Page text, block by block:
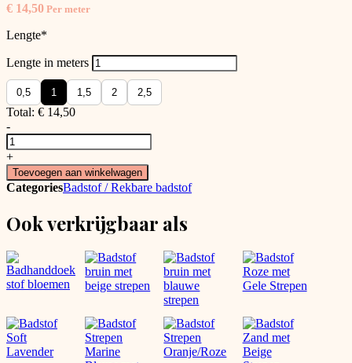
€ 14,50 Per meter
Lengte*
Lengte in meters
0,5 1 1,5 2 2,5
Total: € 14,50
-
Rekbare
Badstof
strepen
Butter
Yellow/Denim
aantal
+
Toevoegen aan winkelwagen
CategoriesBadstof / Rekbare badstof
Ook verkrijgbaar als